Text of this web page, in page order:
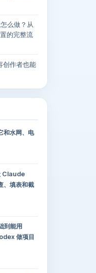
么做？从
的完整流
创作者也能
和水网、电
Claude
、填表和截
到能用
做项目